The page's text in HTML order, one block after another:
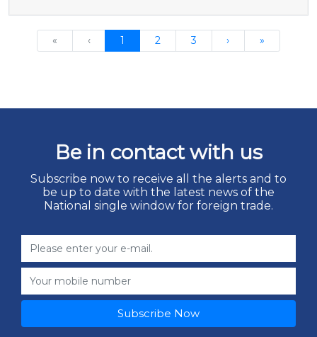
« ‹ 1 2 3 › »
Be in contact with us
Subscribe now to receive all the alerts and to
be up to date with the latest news of the
National single window for foreign trade.
Subscribe Now